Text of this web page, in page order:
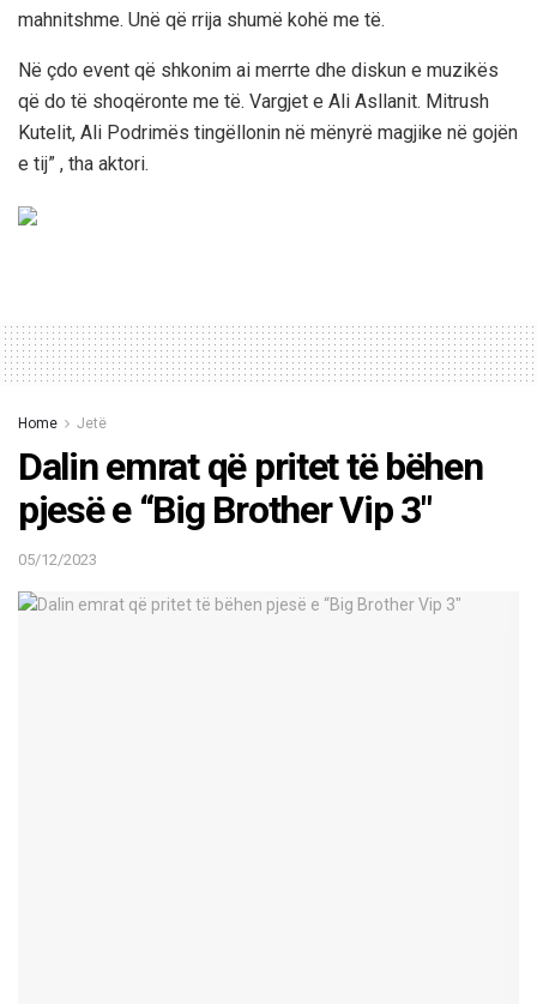
mahnitshme. Unë që rrija shumë kohë me të.
Në çdo event që shkonim ai merrte dhe diskun e muzikës
që do të shoqëronte me të. Vargjet e Ali Asllanit. Mitrush
Kutelit, Ali Podrimës tingëllonin në mënyrë magjike në gojën
e tij” , tha aktori.
Home Jetë
Dalin emrat që pritet të bëhen
pjesë e “Big Brother Vip 3″
05/12/2023